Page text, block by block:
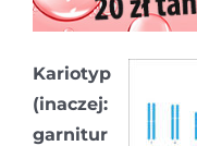
Kariotyp
(inaczej:
garnitur